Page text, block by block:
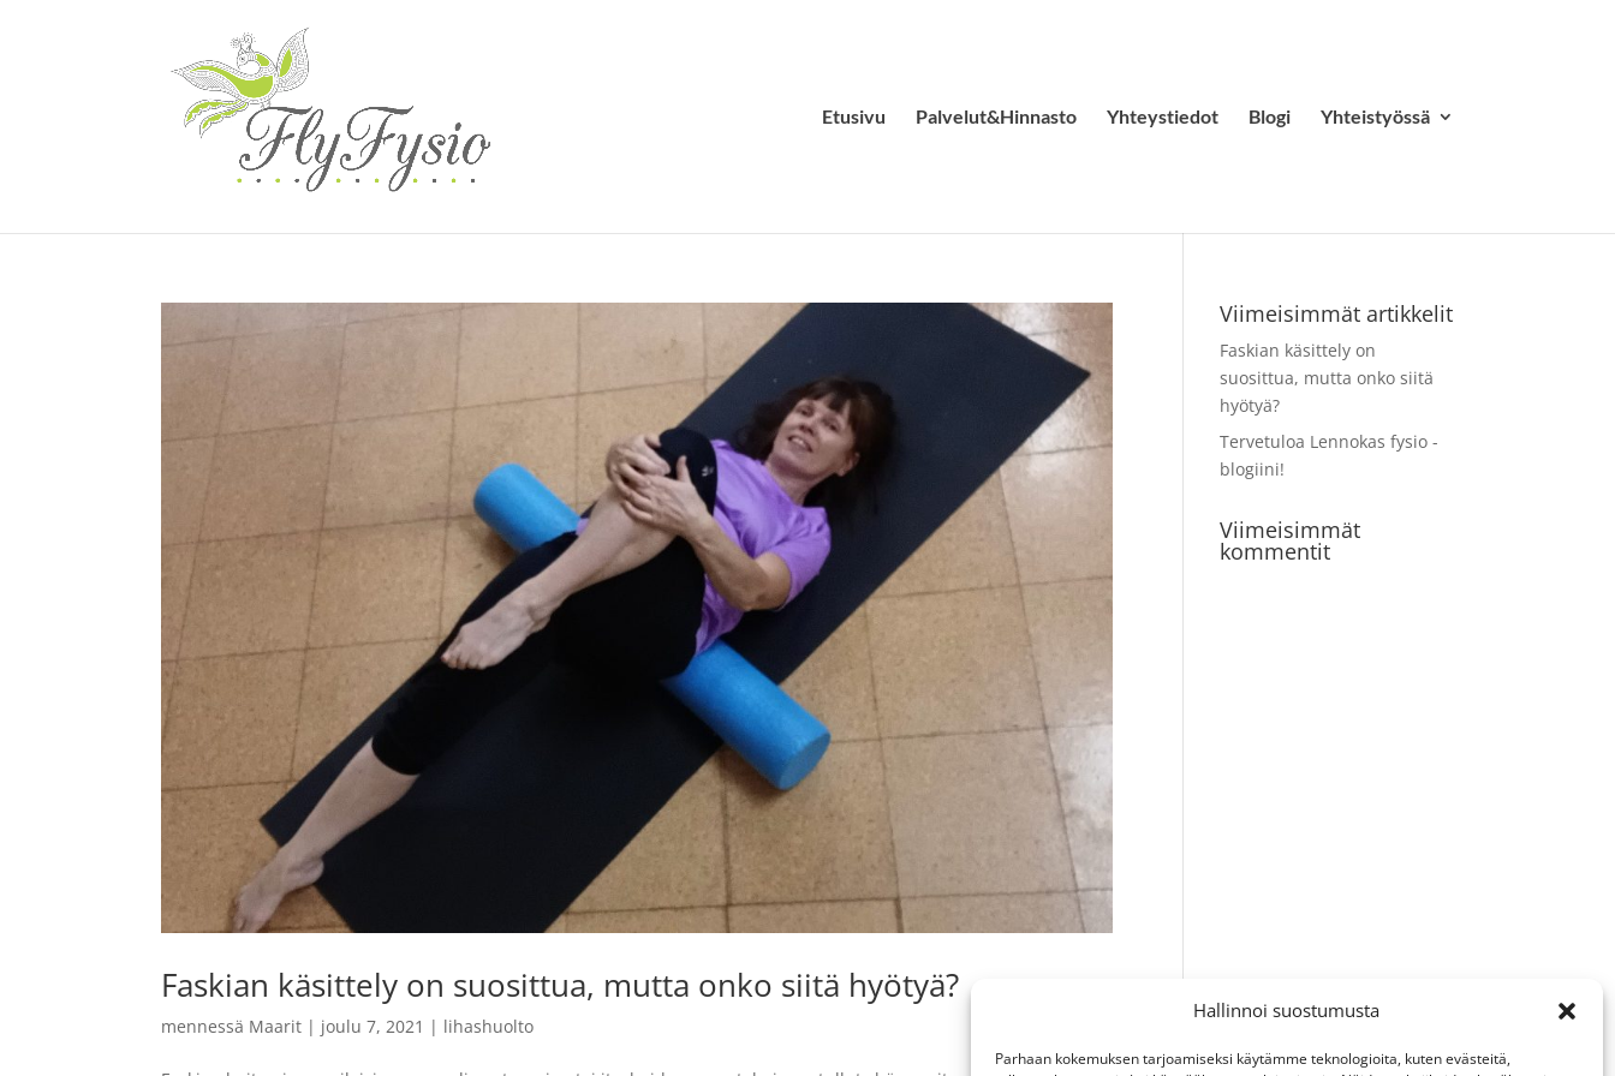
Hallinnoi suostumusta
Parhaan kokemuksen tarjoamiseksi käytämme teknologioita, kuten evästeitä,
Etusivu Palvelut&Hinnasto Yhteystiedot Blogi Yhteistyössä
Faskian käsittely on suosittua, mutta onko siitä hyötyä?
mennessä Maarit | joulu 7, 2021 | lihashuolto
Viimeisimmät artikkelit
Faskian käsittely on
suosittua, mutta onko siitä
hyötyä?
Tervetuloa Lennokas fysio -
blogiini!
Viimeisimmät
kommentit